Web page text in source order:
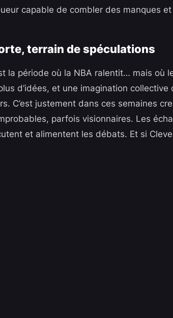
capable de combler des manques
terrain de spéculations
la période où la NBA ralentit… mais où
d’idées, et une imagination collective
C’est justement dans ces semaines
parfois visionnaires. Les
et alimentent les débats. Et si